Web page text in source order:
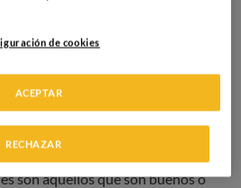
alimentos más
son aquellos que son buenos o
de cookies
RECHAZAR
ACEPTAR